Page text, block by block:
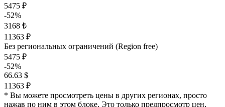
5475 ₽
-52%
3168 ₺
11363 ₽
Без региональных ограничений (Region free)
5475 ₽
-52%
66.63 $
11363 ₽
* Вы можете просмотреть цены в других регионах, просто
нажав по ним в этом блоке. Это только предпросмотр цен,